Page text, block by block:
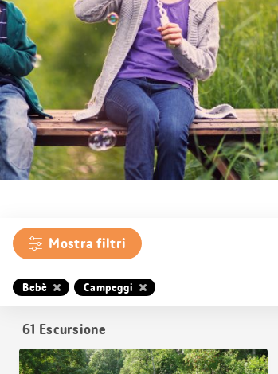
Mostra filtri
Bebè Campeggi
61 Escursione